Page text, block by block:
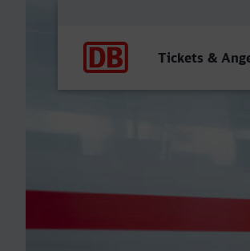
Tickets &
Stuttgart Hbf -